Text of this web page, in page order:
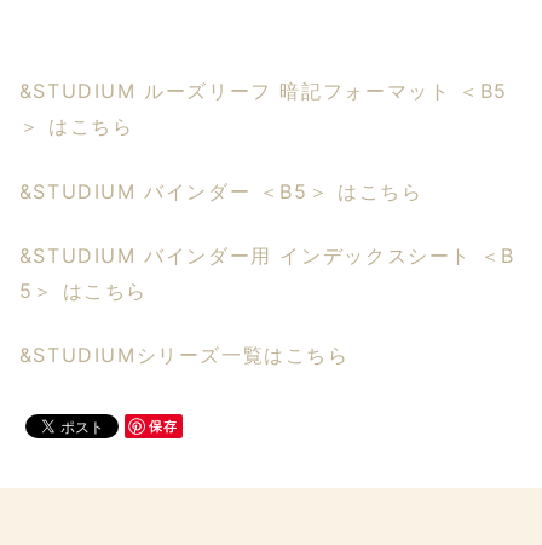
&STUDIUM ルーズリーフ 暗記フォーマット ＜B5
＞ はこちら
&STUDIUM バインダー ＜B5＞ はこちら
&STUDIUM バインダー用 インデックスシート ＜B
5＞ はこちら
&STUDIUMシリーズ一覧はこちら
保存